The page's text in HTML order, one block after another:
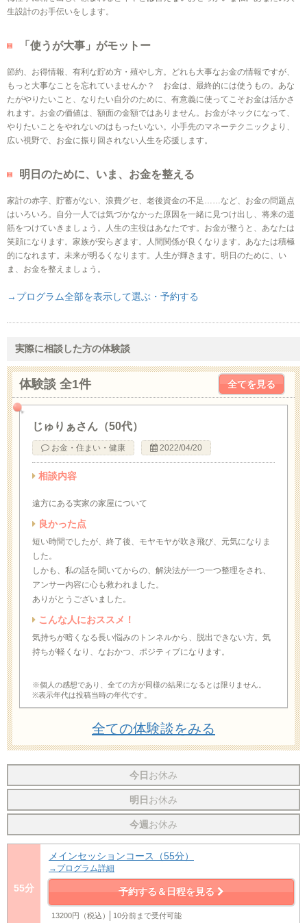
生設計のお手伝いをします。
「使うが大事」がモットー
節約、お得情報、有利な貯め方・殖やし方。どれも大事なお金の情報ですが、
もっと大事なことを忘れていませんか？ お金は、最終的には使うもの。あな
たがやりたいこと、なりたい自分のために、有意義に使ってこそお金は活かさ
れます。お金の価値は、額面の金額ではありません。お金がネックになって、
やりたいことをやれないのはもったいない。小手先のマネーテクニックより、
広い視野で、お金に振り回されない人生を応援します。
明日のために、いま、お金を整える
家計の赤字、貯蓄がない、浪費グセ、老後資金の不足……など、お金の問題点
はいろいろ。自分一人では気づかなかった原因を一緒に見つけ出し、将来の道
筋をつけていきましょう。人生の主役はあなたです。お金が整うと、あなたは
笑顔になります。家族が安らぎます。人間関係が良くなります。あなたは積極
的になれます。未来が明るくなります。人生が輝きます。明日のために、い
ま、お金を整えましょう。
→プログラム全部を表示して選ぶ・予約する
実際に相談した方の体験談
体験談 全1件 全てを見る
じゅりぁさん（50代）
お金・住まい・健康 2022/04/20
相談内容
遠方にある実家の家屋について
良かった点
短い時間でしたが、終了後、モヤモヤが吹き飛び、元気になりま
した。
しかも、私の話を聞いてからの、解決法が一つ一つ整理をされ、
アンサ一内容に心も救われました。
ありがとうございました。
こんな人におススメ！
気持ちが暗くなる長い悩みのトンネルから、脱出できない方。気
持ちが軽くなり、なおかつ、ポジティブになります。
※個人の感想であり、全ての方が同様の結果になるとは限りません。
※表示年代は投稿当時の年代です。
全ての体験談をみる
今日 お休み
明日 お休み
今週 お休み
55分
メインセッションコース（55分）
→プログラム詳細
予約する＆日程を見る
13200円（税込） 10分前まで受付可能